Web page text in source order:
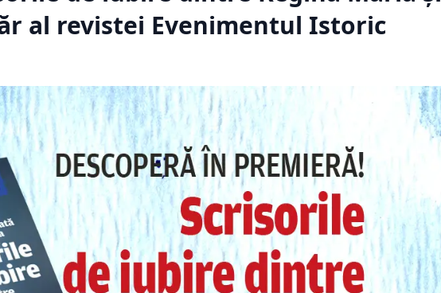
al revistei Evenimentul Istoric